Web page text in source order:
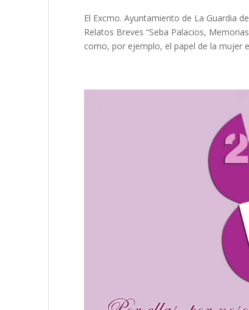
El Excmo. Ayuntamiento de La Guardia
Relatos Breves “Seba Palacios,
como, por ejemplo, el papel de la mujer